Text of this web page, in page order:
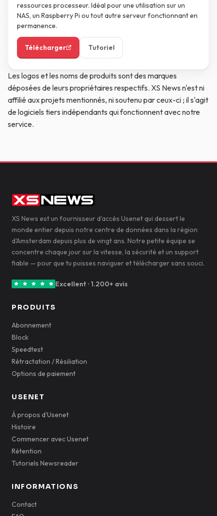
ressources processeur. Idéal pour une utilisation sur un
NAS, un Raspberry Pi ou tout autre serveur fonctionnant en
permanence.
Télécharger Tutoriel
Les logos et les noms de produits sont des marques
déposées de leurs propriétaires respectifs. XS News n'est ni
affilié aux projets mentionnés, ni soutenu par ceux-ci ; il s'agit
de logiciels tiers indépendants qui fonctionnent avec notre
service.
XS News est un fournisseur d'accès Usenet qui dessert le
monde entier depuis notre centre de données dans la région
d'Amsterdam depuis plus de vingt ans. Notre petite équipe se
concentre chaque jour sur la vitesse, la sécurité et un support
fiable — pour que tu puisses naviguer et télécharger sans souci.
Excellent · 1.200+ avis
PRODUITS
Abonnement
Block
Speedtest
Rétractation / Résiliation
Options de paiement
USENET
À propos d'Usenet
Histoire
Commencer avec Usenet
Rétention
Tutoriels Newsreader
INFORMATIONS
Contact